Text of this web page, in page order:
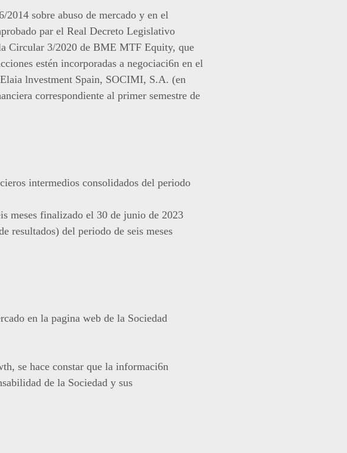
sobre abuso de mercado y en el
par el Real Decreto Legislativo
Circular 3/2020 de BME MTF Equity, que
estén incorporadas a negociaci6n en el
lnvestment Spain, SOCIMI, S.A. (en
correspondiente al primer semestre de
intermedios consolidados del periodo
meses finalizado el 30 de junio de 2023
resultados) del periodo de seis meses
en la pagina web de la Sociedad
se hace constar que la informaci6n
de la Sociedad y sus